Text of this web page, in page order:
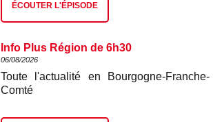
ÉCOUTER L'ÉPISODE
Info Plus Région de 6h30
06/08/2026
Toute l'actualité en Bourgogne-Franche-
Comté